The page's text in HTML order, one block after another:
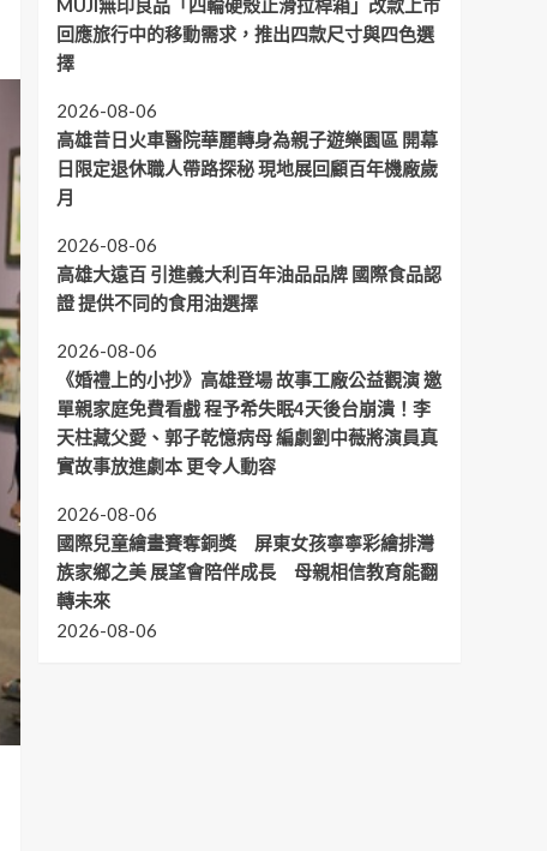
MUJI無印良品「四輪硬殼止滑拉桿箱」改款上市
回應旅行中的移動需求，推出四款尺寸與四色選
擇
2026-08-06
高雄昔日火車醫院華麗轉身為親子遊樂園區 開幕
日限定退休職人帶路探秘 現地展回顧百年機廠歲
月
2026-08-06
高雄大遠百 引進義大利百年油品品牌 國際食品認
證 提供不同的食用油選擇
2026-08-06
《婚禮上的小抄》高雄登場 故事工廠公益觀演 邀
單親家庭免費看戲 程予希失眠4天後台崩潰！李
天柱藏父愛、郭子乾憶病母 編劇劉中薇將演員真
實故事放進劇本 更令人動容
2026-08-06
國際兒童繪畫賽奪銅獎 屏東女孩寧寧彩繪排灣
族家鄉之美 展望會陪伴成長 母親相信教育能翻
轉未來
2026-08-06